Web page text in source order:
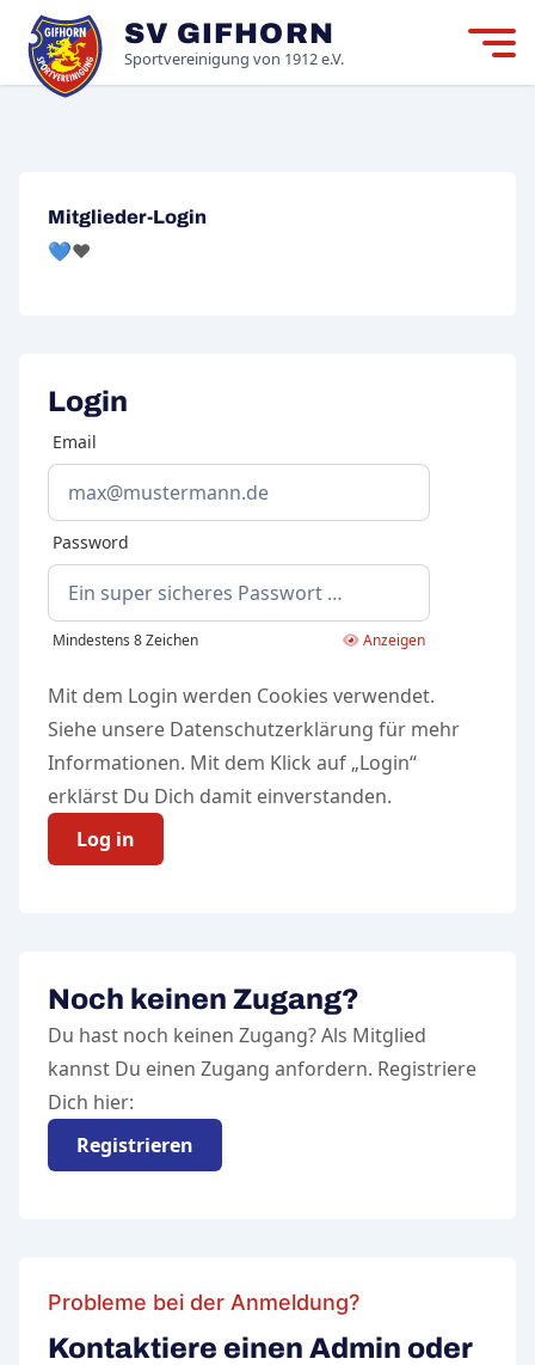
SV GIFHORN
Sportvereinigung von 1912 e.V.
Mitgliedschaft
Mitglieder-Login
💙❤️
Login
Email
Password
Mindestens 8 Zeichen Anzeigen
Mit dem Login werden Cookies verwendet.
Siehe unsere Datenschutzerklärung für mehr
Informationen. Mit dem Klick auf „Login“
erklärst Du Dich damit einverstanden.
Log in
Noch keinen Zugang?
Du hast noch keinen Zugang? Als Mitglied
kannst Du einen Zugang anfordern. Registriere
Dich hier:
Registrieren
Probleme bei der Anmeldung?
Kontaktiere einen Admin oder